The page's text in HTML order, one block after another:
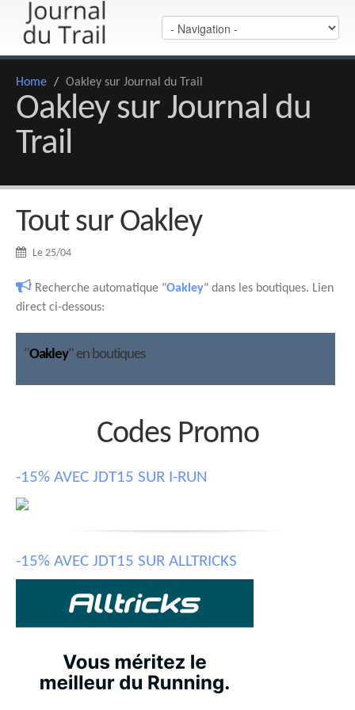
Home / Oakley sur Journal du Trail
Oakley sur Journal du
Trail
Tout sur Oakley
Le 25/04
Recherche automatique "Oakley" dans les boutiques. Lien
direct ci-dessous:
"Oakley" en boutiques
Codes Promo
-15% AVEC JDT15 SUR I-RUN
-15% AVEC JDT15 SUR ALLTRICKS